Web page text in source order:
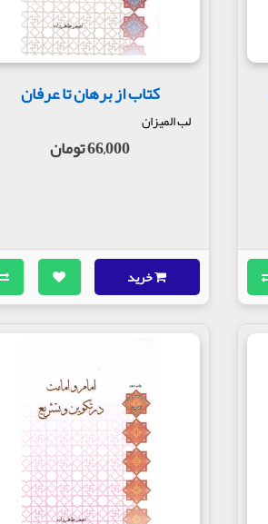
کتاب از برهان تا عرفان
لب المیزان
66,000 تومان
خرید